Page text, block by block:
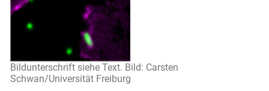
Bildunterschrift siehe Text. Bild: Carsten
Schwan/Universität Freiburg